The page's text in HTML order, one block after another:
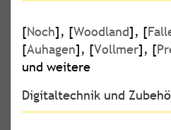
[Noch], [Woodland], [
[Auhagen], [Vollmer], [
und weitere
Digitaltechnik und